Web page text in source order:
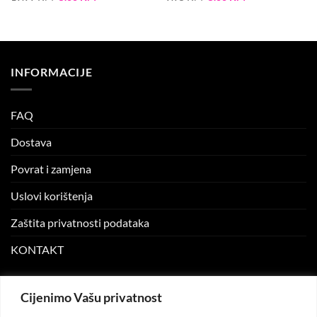
Cijenimo Vašu privatnost
INFORMACIJE
FAQ
Dostava
Povrat i zamjena
Uslovi korištenja
Zaštita privatnosti podataka
KONTAKT